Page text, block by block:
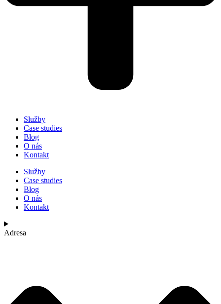
Služby
Case studies
Blog
O nás
Kontakt
Služby
Case studies
Blog
O nás
Kontakt
Adresa